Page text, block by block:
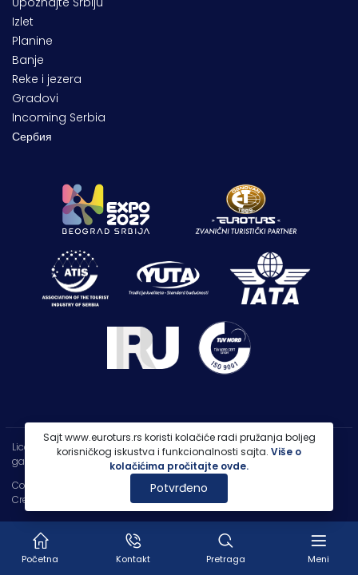
Početna Kontakt Pretraga Meni
Izlet
Planine
Banje
Reke i jezera
Gradovi
Incoming Serbia
Сербия
Copyright 2026 |
PP Euroturs Niš DOO
Credits
- Designed & Developed byIT Centar
Licenca OTP-A 107/2021
garancija putovanja 250.000€
Sajt www.euroturs.rs koristi kolačiće radi pružanja boljeg
korisničkog iskustva i funkcionalnosti sajta. Više o
kolačićima pročitajte ovde.
Potvrđeno